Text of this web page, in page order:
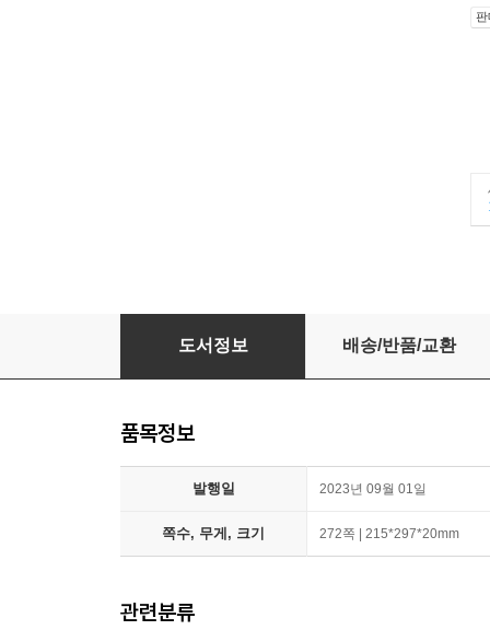
판
자이스토리 중학 국어 비문학 독해 1
도서정보 배송/반품/교환
품목정보
발행일 2023년 09월 01일
쪽수, 무게, 크기 272쪽 | 215*297*20mm
관련분류